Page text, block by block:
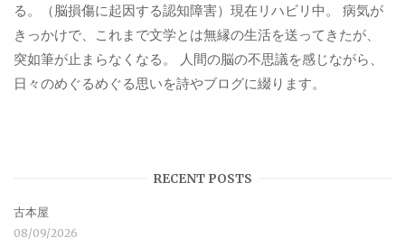
る。（脳損傷に起因する認知障害）現在リハビリ中。 病気が
きっかけで、これまで文学とは無縁の生活を送ってきたが、
突如筆が止まらなくなる。 人間の脳の不思議を感じながら、
日々のめぐるめぐる思いを詩やブログに綴ります。
RECENT POSTS
古本屋
08/09/2026